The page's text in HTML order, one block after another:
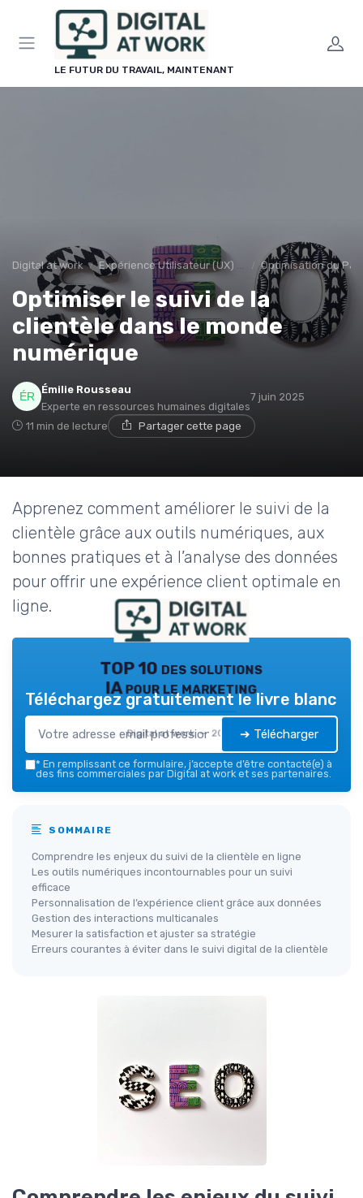
LE FUTUR DU TRAVAIL, MAINTENANT
Digital at work Expérience Utilisateur (UX) et Design Optimisation du
Optimiser le suivi de la
clientèle dans le monde
numérique
Émilie Rousseau
Experte en ressources humaines digitales
7 juin 2025
11 min de lecture Partager cette page
Apprenez comment améliorer le suivi de la
clientèle grâce aux outils numériques, aux
bonnes pratiques et à l’analyse des données
pour offrir une expérience client optimale en
ligne.
TOP 10 des solutions
IA pour le marketing
Digital at work — 2026
Téléchargez gratuitement le livre blanc
➔ Télécharger
* En remplissant ce formulaire, j’accepte d’être contacté(e) à
des fins commerciales par Digital at work et ses partenaires.
SOMMAIRE
Comprendre les enjeux du suivi de la clientèle en ligne
Les outils numériques incontournables pour un suivi
efficace
Personnalisation de l’expérience client grâce aux données
Gestion des interactions multicanales
Mesurer la satisfaction et ajuster sa stratégie
Erreurs courantes à éviter dans le suivi digital de la clientèle
Panneau de gestion des cookies